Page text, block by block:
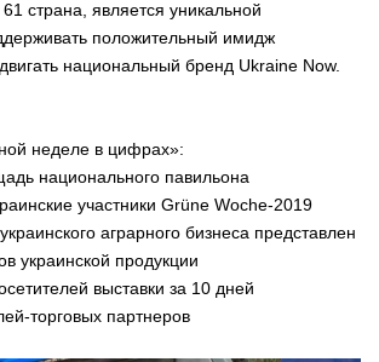
61 страна, является уникальной
положительный имидж
национальный бренд Ukraine Now.
неделе в цифрах»:
национального павильона
участники Grüne Woche-2019
аграрного бизнеса представлен
украинской продукции
выставки за 10 дней
торговых партнеров